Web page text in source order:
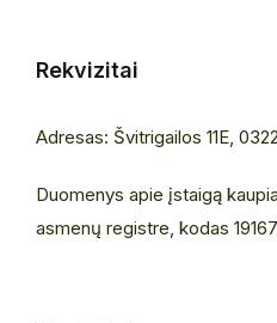
Rekvizitai
Adresas: Švitrigailos 11E,
Duomenys apie įstaigą
asmenų registre, kodas